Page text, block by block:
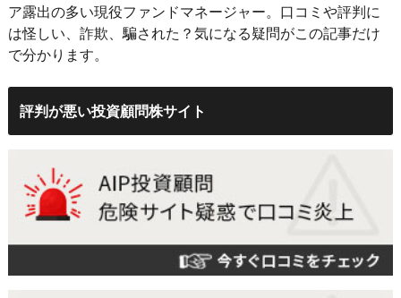
ア露出の多い現役ファンドマネージャー。口コミや評判に
は怪しい、詐欺、騙された？気になる疑問がこの記事だけ
で分かります。
評判が悪い投資顧問株サイト